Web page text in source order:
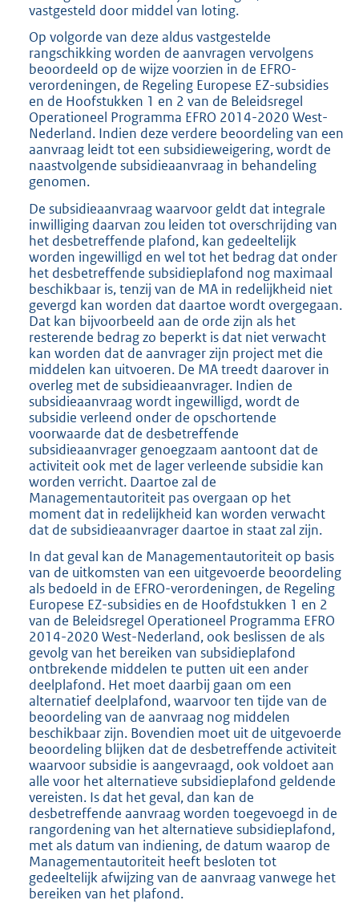
vastgesteld door middel van loting.
Op volgorde van deze aldus vastgestelde
rangschikking worden de aanvragen vervolgens
beoordeeld op de wijze voorzien in de EFRO-
verordeningen, de Regeling Europese EZ-subsidies
en de Hoofstukken 1 en 2 van de Beleidsregel
Operationeel Programma EFRO 2014-2020 West-
Nederland. Indien deze verdere beoordeling van een
aanvraag leidt tot een subsidieweigering, wordt de
naastvolgende subsidieaanvraag in behandeling
genomen.
De subsidieaanvraag waarvoor geldt dat integrale
inwilliging daarvan zou leiden tot overschrijding van
het desbetreffende plafond, kan gedeeltelijk
worden ingewilligd en wel tot het bedrag dat onder
het desbetreffende subsidieplafond nog maximaal
beschikbaar is, tenzij van de MA in redelijkheid niet
gevergd kan worden dat daartoe wordt overgegaan.
Dat kan bijvoorbeeld aan de orde zijn als het
resterende bedrag zo beperkt is dat niet verwacht
kan worden dat de aanvrager zijn project met die
middelen kan uitvoeren. De MA treedt daarover in
overleg met de subsidieaanvrager. Indien de
subsidieaanvraag wordt ingewilligd, wordt de
subsidie verleend onder de opschortende
voorwaarde dat de desbetreffende
subsidieaanvrager genoegzaam aantoont dat de
activiteit ook met de lager verleende subsidie kan
worden verricht. Daartoe zal de
Managementautoriteit pas overgaan op het
moment dat in redelijkheid kan worden verwacht
dat de subsidieaanvrager daartoe in staat zal zijn.
In dat geval kan de Managementautoriteit op basis
van de uitkomsten van een uitgevoerde beoordeling
als bedoeld in de EFRO-verordeningen, de Regeling
Europese EZ-subsidies en de Hoofdstukken 1 en 2
van de Beleidsregel Operationeel Programma EFRO
2014-2020 West-Nederland, ook beslissen de als
gevolg van het bereiken van subsidieplafond
ontbrekende middelen te putten uit een ander
deelplafond. Het moet daarbij gaan om een
alternatief deelplafond, waarvoor ten tijde van de
beoordeling van de aanvraag nog middelen
beschikbaar zijn. Bovendien moet uit de uitgevoerde
beoordeling blijken dat de desbetreffende activiteit
waarvoor subsidie is aangevraagd, ook voldoet aan
alle voor het alternatieve subsidieplafond geldende
vereisten. Is dat het geval, dan kan de
desbetreffende aanvraag worden toegevoegd in de
rangordening van het alternatieve subsidieplafond,
met als datum van indiening, de datum waarop de
Managementautoriteit heeft besloten tot
gedeeltelijk afwijzing van de aanvraag vanwege het
bereiken van het plafond.